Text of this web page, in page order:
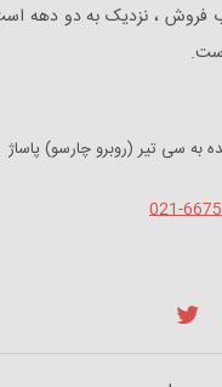
فروش ، نزدیک به دو دهه
به سی تیر (روبرو چارسو) پاساژ
021-